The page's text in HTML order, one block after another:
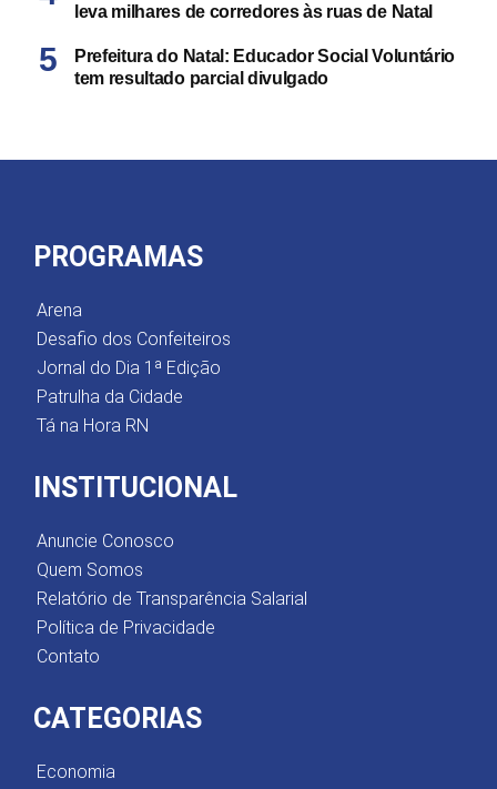
leva milhares de corredores às ruas de Natal
Prefeitura do Natal: Educador Social Voluntário
tem resultado parcial divulgado
PROGRAMAS
Arena
Desafio dos Confeiteiros
Jornal do Dia 1ª Edição
Patrulha da Cidade
Tá na Hora RN
INSTITUCIONAL
Anuncie Conosco
Quem Somos
Relatório de Transparência Salarial
Política de Privacidade
Contato
CATEGORIAS
Economia